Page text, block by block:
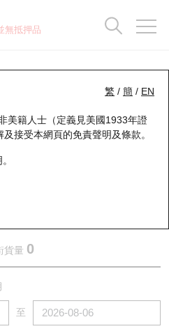
無抵押品
繁 / 簡 / EN
美籍人士（定義見美國1933年證
及接受本網頁的免責聲明及條款。
HSI 恒生指數
貨量 0
至